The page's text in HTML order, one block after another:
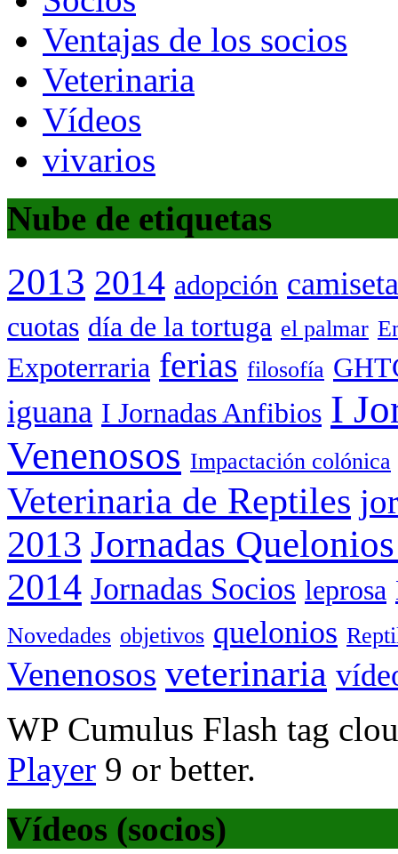
Ventajas de los socios
Veterinaria
Vídeos
vivarios
Nube de etiquetas
2013 2014 adopción
cuotas día de la tortuga el palmar
Expoterraria ferias filosofía
iguana I Jornadas Anfibios I
Venenosos Impactación colónica
Veterinaria de Reptiles
2013 Jornadas
2014 Jornadas Socios leprosa
Novedades objetivos quelonios
Venenosos veterinaria
WP Cumulus Flash tag
Player 9 or better.
Vídeos (socios)